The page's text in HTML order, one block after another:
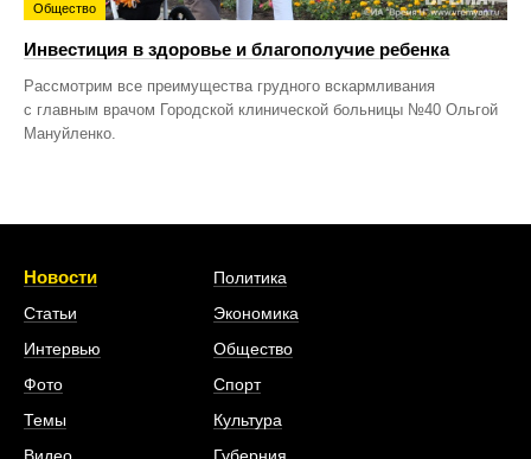
Общество
Инвестиция в здоровье и благополучие ребенка
Рассмотрим все преимущества грудного вскармливания
с главным врачом Городской клинической больницы №40 Ольгой
Мануйленко.
Новости
Статьи
Интервью
Фото
Темы
Политика
Экономика
Общество
Спорт
Культура